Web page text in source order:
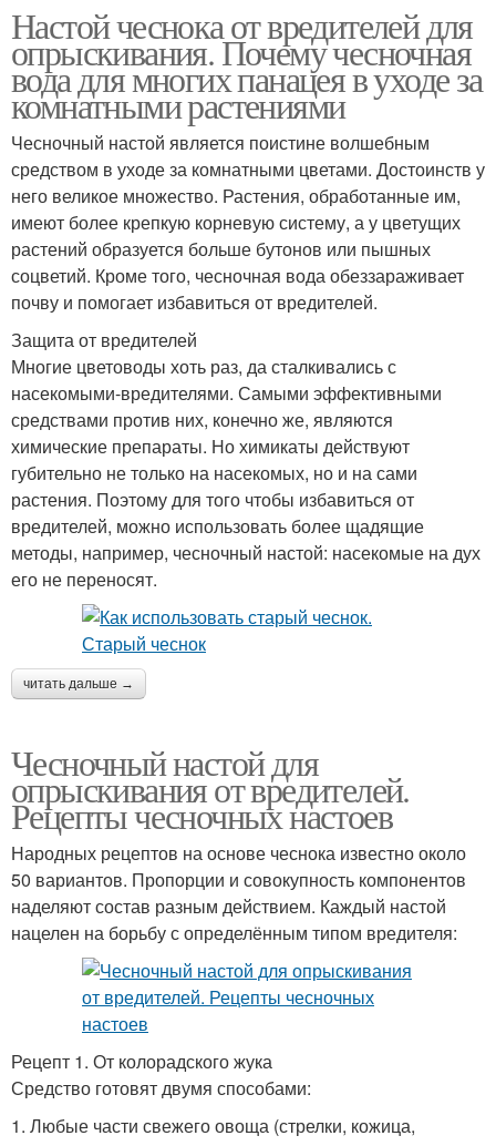
Настой чеснока от вредителей для
опрыскивания. Почему чесночная
вода для многих панацея в уходе за
комнатными растениями
Чесночный настой является поистине волшебным
средством в уходе за комнатными цветами. Достоинств у
него великое множество. Растения, обработанные им,
имеют более крепкую корневую систему, а у цветущих
растений образуется больше бутонов или пышных
соцветий. Кроме того, чесночная вода обеззараживает
почву и помогает избавиться от вредителей.
Защита от вредителей
Многие цветоводы хоть раз, да сталкивались с
насекомыми-вредителями. Самыми эффективными
средствами против них, конечно же, являются
химические препараты. Но химикаты действуют
губительно не только на насекомых, но и на сами
растения. Поэтому для того чтобы избавиться от
вредителей, можно использовать более щадящие
методы, например, чесночный настой: насекомые на дух
его не переносят.
читать дальше →
Чесночный настой для
опрыскивания от вредителей.
Рецепты чесночных настоев
Народных рецептов на основе чеснока известно около
50 вариантов. Пропорции и совокупность компонентов
наделяют состав разным действием. Каждый настой
нацелен на борьбу с определённым типом вредителя:
Рецепт 1. От колорадского жука
Средство готовят двумя способами:
1. Любые части свежего овоща (стрелки, кожица,